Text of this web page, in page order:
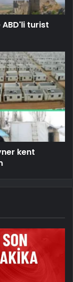
ABD'li turist
kent